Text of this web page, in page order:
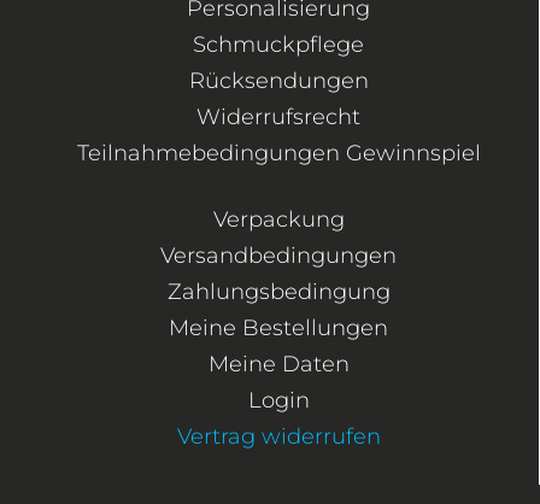
Personalisierung
Schmuckpflege
Rücksendungen
Widerrufsrecht
Teilnahmebedingungen Gewinnspiel
Verpackung
Versandbedingungen
Zahlungsbedingung
Meine Bestellungen
Meine Daten
Login
Vertrag widerrufen